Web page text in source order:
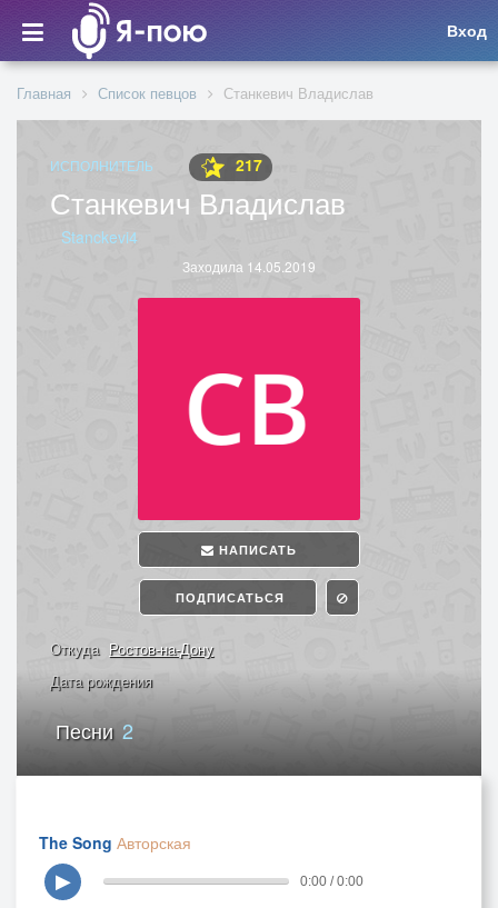
Вход
Главная Список певцов Станкевич Владислав
ИСПОЛНИТЕЛЬ 217
Станкевич Владислав
Stanckevi4
Заходила 14.05.2019
НАПИСАТЬ
ПОДПИСАТЬСЯ
Откуда Ростов-на-Дону
Дата рождения
Песни 2
The Song Авторская
▶
0:00 / 0:00